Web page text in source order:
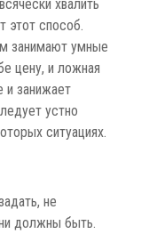
хвалить
этот способ.
занимают умные
цену, и ложная
и занижает
устно
ситуациях.
не
должны быть.